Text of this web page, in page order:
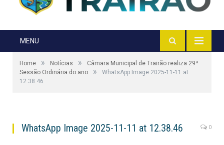
MENU
Home » Notícias »
Câmara Municipal de Trairão realiza 29ª
Sessão Ordinária do ano
»
WhatsApp Image 2025-11-11 at
12.38.46
WhatsApp Image 2025-11-11 at 12.38.46 0